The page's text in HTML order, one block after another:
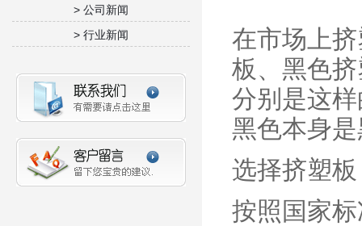
> 公司新闻
> 行业新闻
在市场上
板、黑色
分别是这
黑色本身
选择挤塑板
按照国家